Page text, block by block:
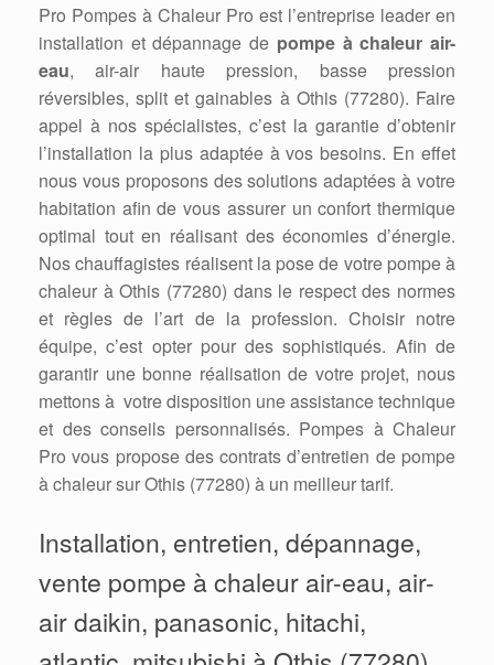
Pro Pompes à Chaleur Pro est l’entreprise leader en
installation et dépannage de pompe à chaleur air-
eau, air-air haute pression, basse pression
réversibles, split et gainables à Othis (77280). Faire
appel à nos spécialistes, c’est la garantie d’obtenir
l’installation la plus adaptée à vos besoins. En effet
nous vous proposons des solutions adaptées à votre
habitation afin de vous assurer un confort thermique
optimal tout en réalisant des économies d’énergie.
Nos chauffagistes réalisent la pose de votre pompe à
chaleur à Othis (77280) dans le respect des normes
et règles de l’art de la profession. Choisir notre
équipe, c’est opter pour des sophistiqués. Afin de
garantir une bonne réalisation de votre projet, nous
mettons à votre disposition une assistance technique
et des conseils personnalisés. Pompes à Chaleur
Pro vous propose des contrats d’entretien de pompe
à chaleur sur Othis (77280) à un meilleur tarif.
Installation, entretien, dépannage,
vente pompe à chaleur air-eau, air-
air daikin, panasonic, hitachi,